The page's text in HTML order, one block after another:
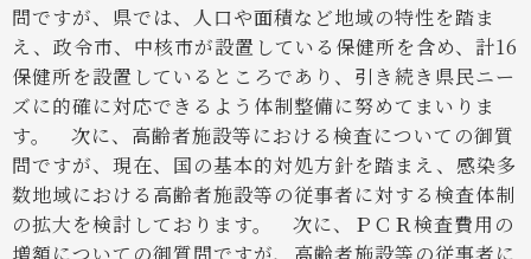
問ですが、県では、人口や面積など地域の特性を踏ま
え、政令市、中核市が設置している保健所を含め、計16
保健所を設置しているところであり、引き続き県民ニー
ズに的確に対応できるよう体制整備に努めてまいりま
す。
次に、高齢者施設等における検査についての御質
問ですが、現在、国の基本的対処方針を踏まえ、感染多
数地域における高齢者施設等の従事者に対する検査体制
の拡大を検討しております。
次に、ＰＣＲ検査費用の